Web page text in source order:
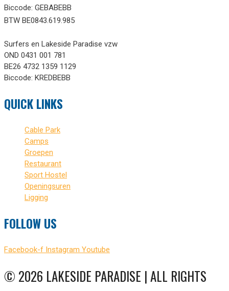
Biccode: GEBABEBB
BTW BE0843.619.985
Surfers en Lakeside Paradise vzw
OND 0431 001 781
BE26 4732 1359 1129
Biccode: KREDBEBB
QUICK LINKS
Cable Park
Camps
Groepen
Restaurant
Sport Hostel
Openingsuren
Ligging
FOLLOW US
Facebook-f Instagram Youtube
© 2026 LAKESIDE PARADISE | ALL RIGHTS